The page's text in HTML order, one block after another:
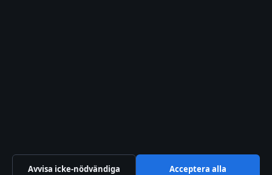
Avvisa icke-nödvändiga Acceptera alla